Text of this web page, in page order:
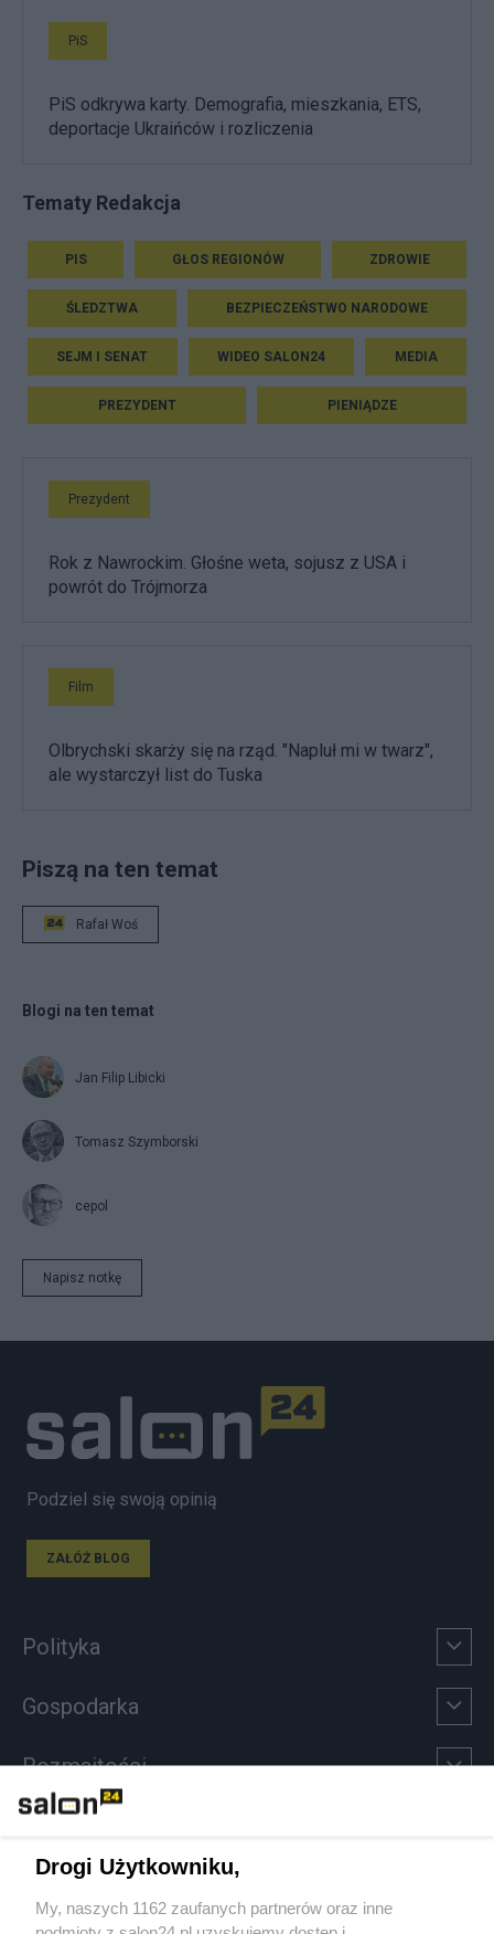
PiS
PiS odkrywa karty. Demografia, mieszkania, ETS,
deportacje Ukraińców i rozliczenia
Tematy Redakcja
PIS GŁOS REGIONÓW ZDROWIE
ŚLEDZTWA BEZPIECZEŃSTWO NARODOWE
SEJM I SENAT WIDEO SALON24 MEDIA
PREZYDENT PIENIĄDZE
Prezydent
Rok z Nawrockim. Głośne weta, sojusz z USA i
powrót do Trójmorza
Film
Olbrychski skarży się na rząd. "Napluł mi w twarz",
ale wystarczył list do Tuska
Piszą na ten temat
Rafał Woś
Blogi na ten temat
Jan Filip Libicki
Tomasz Szymborski
cepol
Napisz notkę
Podziel się swoją opinią
ZAŁÓŻ BLOG
Polityka
Gospodarka
Rozmaitości
Sport
Drogi Użytkowniku,
My, naszych 1162 zaufanych partnerów oraz inne